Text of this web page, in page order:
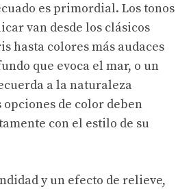
es primordial. Los tonos
van desde los clásicos
hasta colores más audaces
que evoca el mar, o un
a la naturaleza
opciones de color deben
con el estilo de su
y un efecto de relieve,